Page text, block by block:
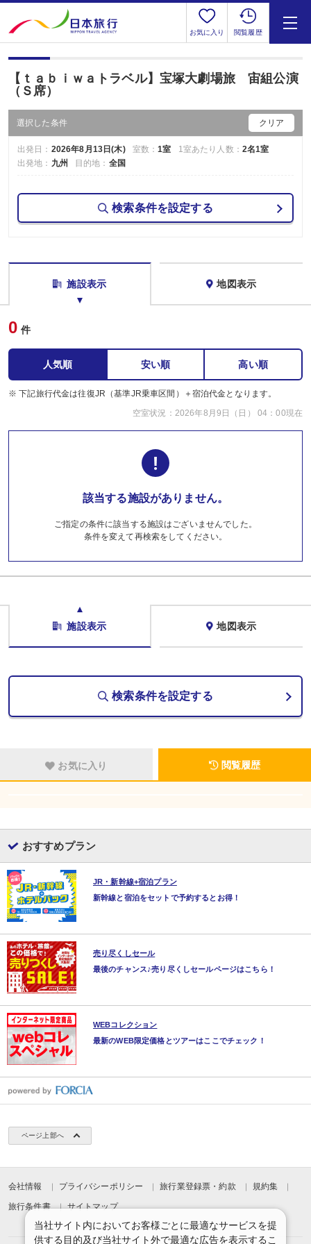
お気に入り 閲覧履歴
【ｔａｂｉｗａトラベル】宝塚大劇場旅 宙組公演
（Ｓ席）
選択した条件 クリア
出発日： 2026年8月13日(木) 室数：1室 1室あたり人数： 2名1室
出発地： 九州 目的地： 全国
検索条件を設定する
施設表示 地図表示
0 件
人気順 安い順 高い順
※ 下記旅行代金は往復JR（基準JR乗車区間）＋宿泊代金となります。
空室状況：2026年8月9日（日） 04：00現在
該当する施設がありません。
ご指定の条件に該当する施設はございませんでした。
条件を変えて再検索をしてください。
施設表示 地図表示
検索条件を設定する
お気に入り 閲覧履歴
おすすめプラン
JR・新幹線+宿泊プラン
新幹線と宿泊をセットで予約するとお得！
売り尽くしセール
最後のチャンス♪売り尽くしセールページはこちら！
WEBコレクション
最新のWEB限定価格とツアーはここでチェック！
ページ上部へ
会社情報 プライバシーポリシー 旅行業登録票・約款 規約集
旅行条件書 サイトマップ
当社サイト内においてお客様ごとに最適なサービスを提
供する目的及び当社サイト外で最適な広告を表示するこ